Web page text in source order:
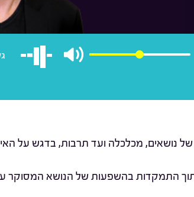
נושאים, מכלכלה ועד תרבות, בדגש על
תוך התמקדות בהשפעות של הנושא המסוקר